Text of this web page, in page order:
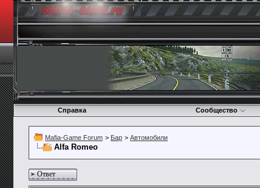
Справка Сообщество
Mafia-Game Forum > Бар > Автомобили
Alfa Romeo
Ответ